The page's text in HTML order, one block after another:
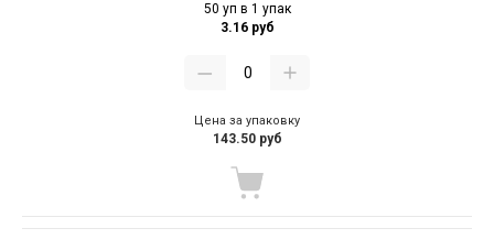
50 уп в 1 упак
3.16 руб
Цена за упаковку
143.50 руб